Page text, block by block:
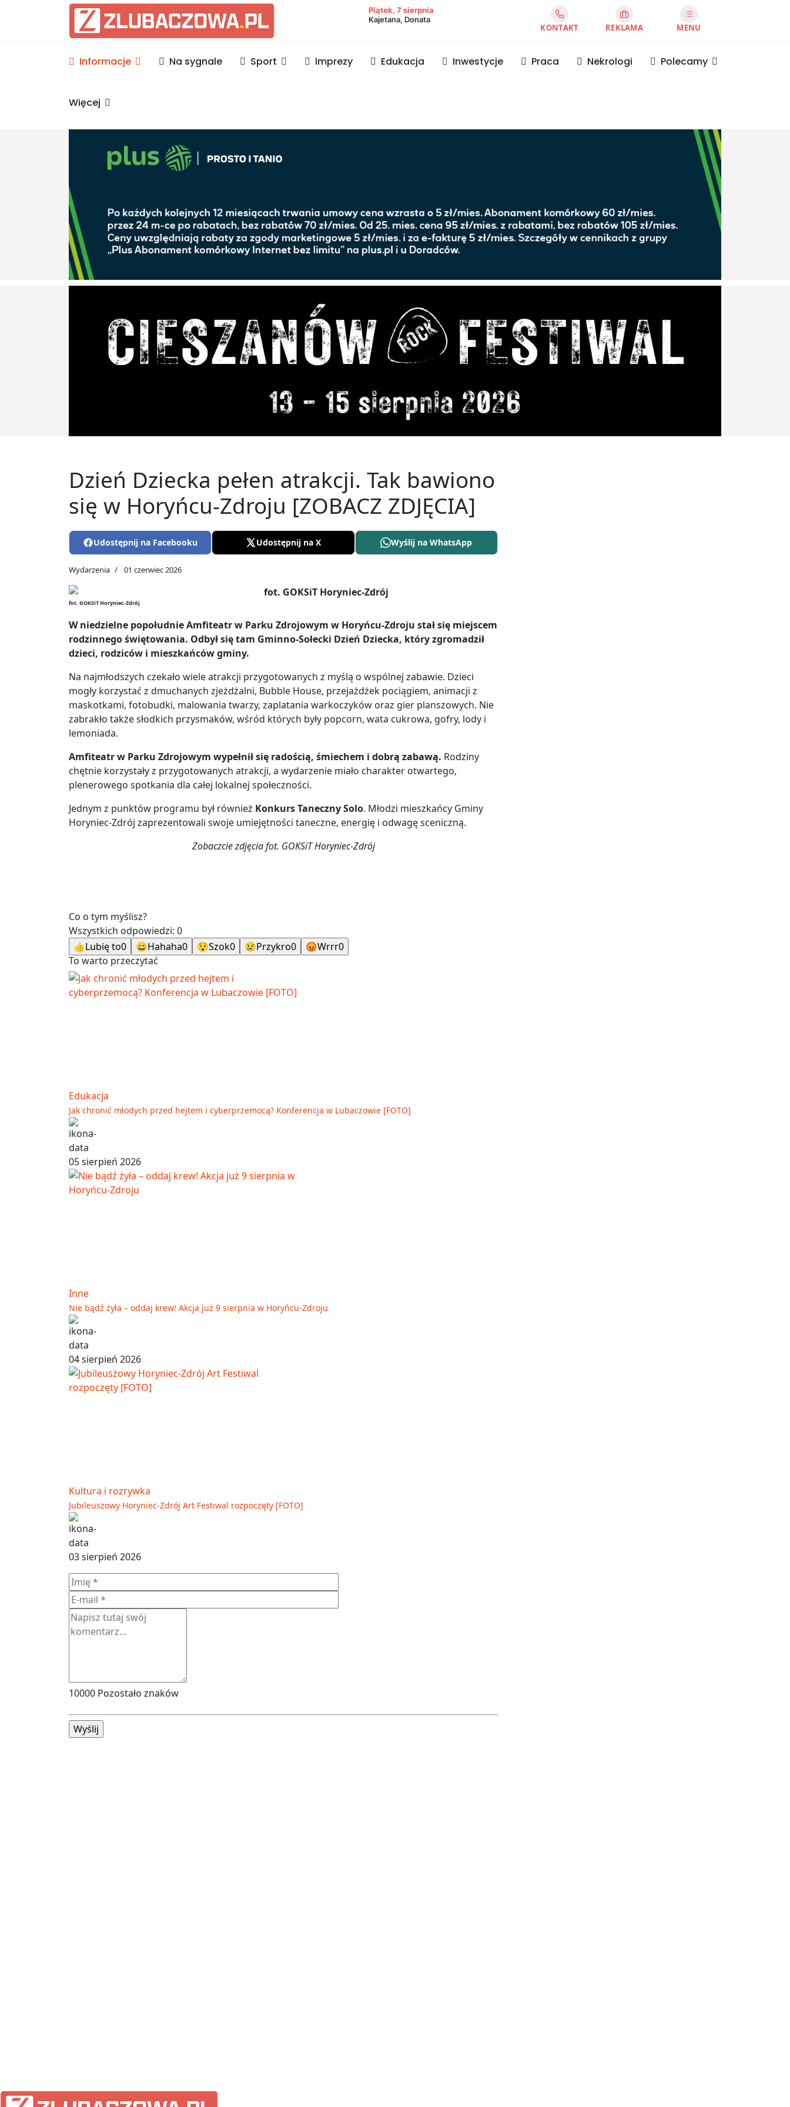
Informacje Lubaczów, powiat lubaczowski
Piątek, 7 sierpnia
Kajetana, Donata
KONTAKT REKLAMA MENU
Informacje Na sygnale Sport Imprezy Edukacja Inwestycje Praca Nekrologi Polecamy
Więcej
Dzień Dziecka pełen atrakcji. Tak bawiono
się w Horyńcu-Zdroju [ZOBACZ ZDJĘCIA]
Udostępnij na Facebooku Udostępnij na X Wyślij na WhatsApp
Wydarzenia 01 czerwiec 2026
fot. GOKSiT Horyniec-Zdrój
W niedzielne popołudnie Amfiteatr w Parku Zdrojowym w Horyńcu-Zdroju stał się miejscem
rodzinnego świętowania. Odbył się tam Gminno-Sołecki Dzień Dziecka, który zgromadził
dzieci, rodziców i mieszkańców gminy.
Na najmłodszych czekało wiele atrakcji przygotowanych z myślą o wspólnej zabawie. Dzieci
mogły korzystać z dmuchanych zjeżdżalni, Bubble House, przejażdżek pociągiem, animacji z
maskotkami, fotobudki, malowania twarzy, zaplatania warkoczyków oraz gier planszowych. Nie
zabrakło także słodkich przysmaków, wśród których były popcorn, wata cukrowa, gofry, lody i
lemoniada.
Amfiteatr w Parku Zdrojowym wypełnił się radością, śmiechem i dobrą zabawą. Rodziny
chętnie korzystały z przygotowanych atrakcji, a wydarzenie miało charakter otwartego,
plenerowego spotkania dla całej lokalnej społeczności.
Jednym z punktów programu był również Konkurs Taneczny Solo. Młodzi mieszkańcy Gminy
Horyniec-Zdrój zaprezentowali swoje umiejętności taneczne, energię i odwagę sceniczną.
Zobaczcie zdjęcia fot. GOKSiT Horyniec-Zdrój
Co o tym myślisz?
Wszystkich odpowiedzi: 0
👍Lubię to0 😄Hahaha0 😯Szok0 😢Przykro0 😡Wrrr0
To warto przeczytać
Edukacja
Jak chronić młodych przed hejtem i cyberprzemocą? Konferencja w Lubaczowie [FOTO]
05 sierpień 2026
Inne
Nie bądź żyła – oddaj krew! Akcja już 9 sierpnia w Horyńcu-Zdroju
04 sierpień 2026
Kultura i rozrywka
Jubileuszowy Horyniec-Zdrój Art Festiwal rozpoczęty [FOTO]
03 sierpień 2026
10000 Pozostało znaków
Wyślij